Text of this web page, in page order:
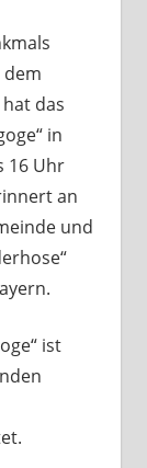
dem
das
in
16 Uhr
an
und
ist